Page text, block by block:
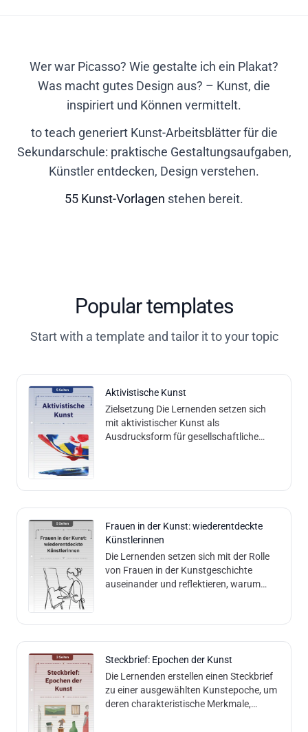
Wer war Picasso? Wie gestalte ich ein Plakat?
Was macht gutes Design aus? – Kunst, die
inspiriert und Können vermittelt.
to teach generiert Kunst-Arbeitsblätter für die
Sekundarschule: praktische Gestaltungsaufgaben,
Künstler entdecken, Design verstehen.
55 Kunst-Vorlagen stehen bereit.
Popular templates
Start with a template and tailor it to your topic
Aktivistische Kunst
Zielsetzung Die Lernenden setzen sich
mit aktivistischer Kunst als
Ausdrucksform für gesellschaftliche
Frauen in der Kunst: wiederentdeckte
Künstlerinnen
Die Lernenden setzen sich mit der Rolle
von Frauen in der Kunstgeschichte
auseinander und reflektieren, warum
Steckbrief: Epochen der Kunst
Die Lernenden erstellen einen Steckbrief
zu einer ausgewählten Kunstepoche, um
deren charakteristische Merkmale,